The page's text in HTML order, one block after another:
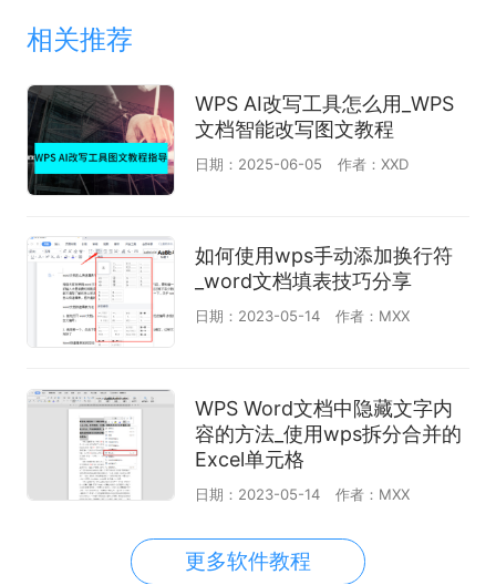
相关推荐
WPS AI改写工具怎么用_WPS
文档智能改写图文教程
日期：2025-06-05 作者：XXD
如何使用wps手动添加换行符
_word文档填表技巧分享
日期：2023-05-14 作者：MXX
WPS Word文档中隐藏文字内
容的方法_使用wps拆分合并的
Excel单元格
日期：2023-05-14 作者：MXX
更多软件教程